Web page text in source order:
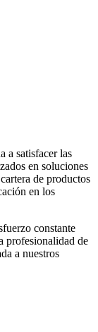
a satisfacer las
en soluciones
de productos
en los
constante
profesionalidad de
a nuestros